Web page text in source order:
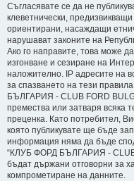
Съгласявате се да не
клеветнически,
ориентирани, насаждащи
нарушават законите на
Ако го направите, това може
изгонване и сезиране на
наложително. IP адресите на
за спазването на тези
БЪЛГАРИЯ - CLUB FORD
премества или затваря всяка
преценка. Като потребител,
която публикувате ще бъде
информация няма да бъде
“КЛУБ ФОРД БЪЛГАРИЯ - CLUB
бъдат държани отговорни за
компрометиране на данните.